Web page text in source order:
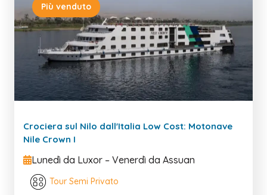
Più venduto
Crociera sul Nilo dall'Italia Low Cost: Motonave
Nile Crown I
Lunedì da Luxor – Venerdì da Assuan
Tour Semi Privato